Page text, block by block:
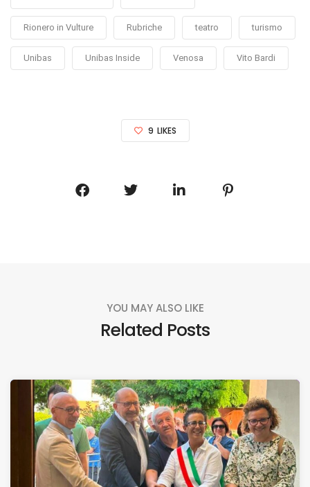
Rionero in Vulture Rubriche teatro turismo
Unibas Unibas Inside Venosa Vito Bardi
9 LIKES
YOU MAY ALSO LIKE
Related Posts